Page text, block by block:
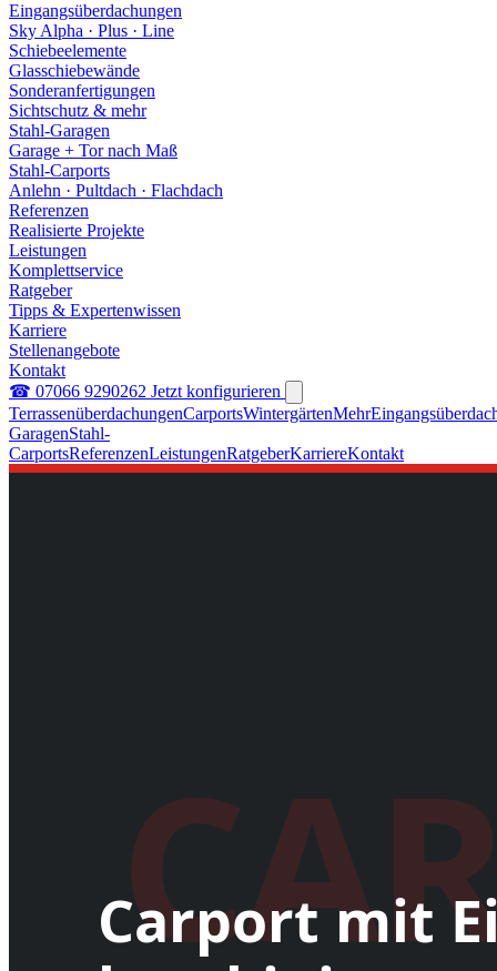
Eingangsüberdachungen
Sky Alpha · Plus · Line
Schiebeelemente
Glasschiebewände
Sonderanfertigungen
Sichtschutz & mehr
Stahl-Garagen
Garage + Tor nach Maß
Stahl-Carports
Anlehn · Pultdach · Flachdach
Referenzen
Realisierte Projekte
Leistungen
Komplettservice
Ratgeber
Tipps & Expertenwissen
Karriere
Stellenangebote
Kontakt
☎ 07066 9290262 Jetzt konfigurieren
TerrassenüberdachungenCarportsWintergärtenMehr
GaragenStahl-
CarportsReferenzenLeistungenRatgeberKarriereKontakt